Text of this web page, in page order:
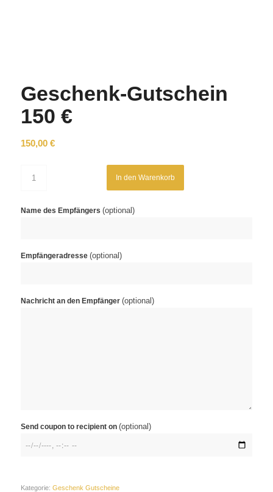
Geschenk-Gutschein
150 €
150,00 €
In den Warenkorb
Name des Empfängers (optional)
Empfängeradresse (optional)
Nachricht an den Empfänger (optional)
Send coupon to recipient on (optional)
Kategorie: Geschenk Gutscheine